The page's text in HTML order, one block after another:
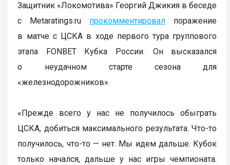
Защитник «Локомотива» Георгий Джикия в беседе
с Metaratings.ru прокомментировал поражение
в матче с ЦСКА в ходе первого тура группового
этапа FONBET Кубка России. Он высказался
о неудачном старте сезона для
«железнодорожников».
«Прежде всего у нас не получилось обыграть
ЦСКА, добиться максимального результата. Что-то
получилось, что-то — нет. Мы идем дальше. Кубок
только начался, дальше у нас игры чемпионата.